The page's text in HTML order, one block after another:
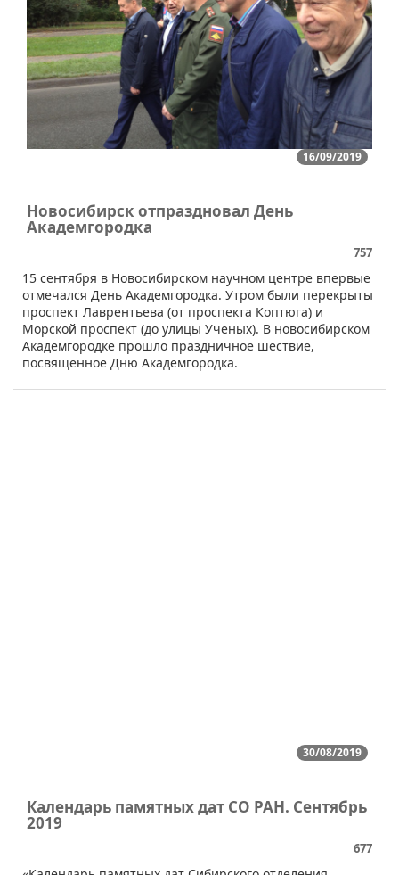
16/09/2019
Новосибирск отпраздновал День
Академгородка
757
15 сентября в Новосибирском научном центре впервые
отмечался День Академгородка. Утром были перекрыты
проспект Лаврентьева (от проспекта Коптюга) и
Морской проспект (до улицы Ученых). В новосибирском
Академгородке прошло праздничное шествие,
посвященное Дню Академгородка.
30/08/2019
Календарь памятных дат СО РАН. Сентябрь
2019
677